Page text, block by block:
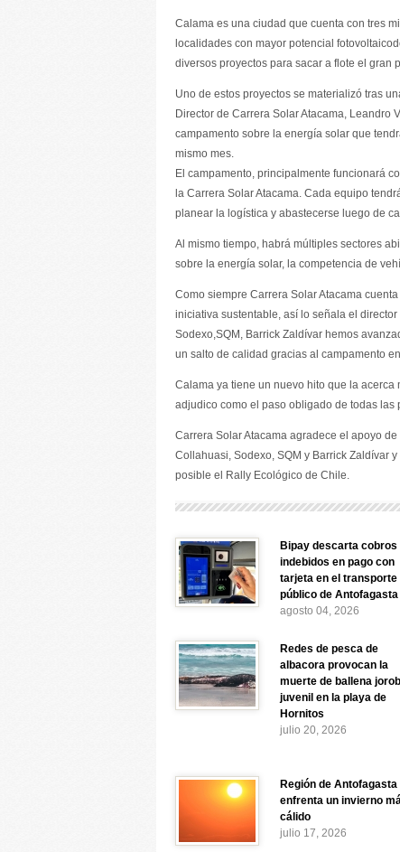
Calama es una ciudad que cuenta con tres
localidades con mayor potencial
diversos proyectos para sacar a flote el gran
Uno de estos proyectos se materializó tras
Director de Carrera Solar Atacama, Leandro
campamento sobre la energía solar que
mismo mes.
El campamento, principalmente funcionará
la Carrera Solar Atacama. Cada equipo
planear la logística y abastecerse luego de
Al mismo tiempo, habrá múltiples sectores
sobre la energía solar, la competencia de
Como siempre Carrera Solar Atacama
iniciativa sustentable, así lo señala el
Sodexo,SQM, Barrick Zaldívar hemos
un salto de calidad gracias al campamento
Calama ya tiene un nuevo hito que la acerca
adjudico como el paso obligado de todas
Carrera Solar Atacama agradece el apoyo
Collahuasi, Sodexo, SQM y Barrick Zaldívar
posible el Rally Ecológico de Chile.
Bipay descarta cobros
indebidos en pago con
tarjeta en el transporte
público de Antofagasta
agosto 04, 2026
Redes de pesca de
albacora provocan la
muerte de ballena
juvenil en la playa de
Hornitos
julio 20, 2026
Región de Antofagasta
enfrenta un invierno
cálido
julio 17, 2026